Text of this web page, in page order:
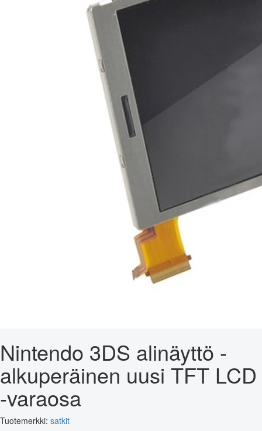
Nintendo 3DS alinäyttö -
alkuperäinen uusi TFT LCD
-varaosa
Tuotemerkki: satkit